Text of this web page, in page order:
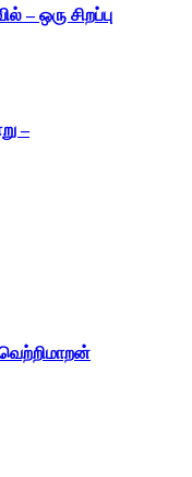
ஒரு சிறப்பு
–
வெற்றிமாறன்